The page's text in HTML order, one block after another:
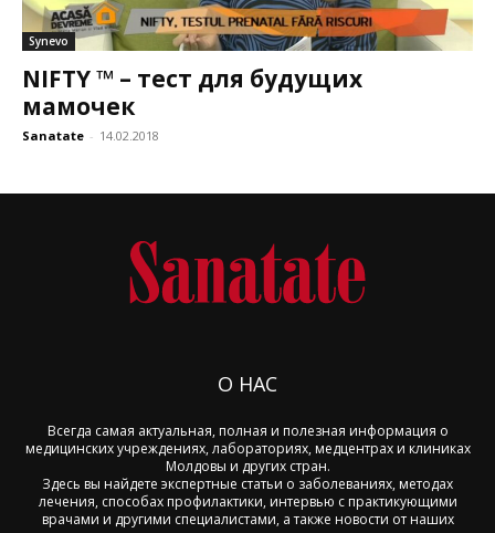
Synevo
NIFTY ™ – тест для будущих
мамочек
Sanatate - 14.02.2018
О НАС
Всегда самая актуальная, полная и полезная информация о
медицинских учреждениях, лабораториях, медцентрах и клиниках
Молдовы и других стран.
Здесь вы найдете экспертные статьи о заболеваниях, методах
лечения, способах профилактики, интервью с практикующими
врачами и другими специалистами, а также новости от наших